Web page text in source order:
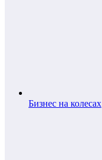
Бизнес на колесах